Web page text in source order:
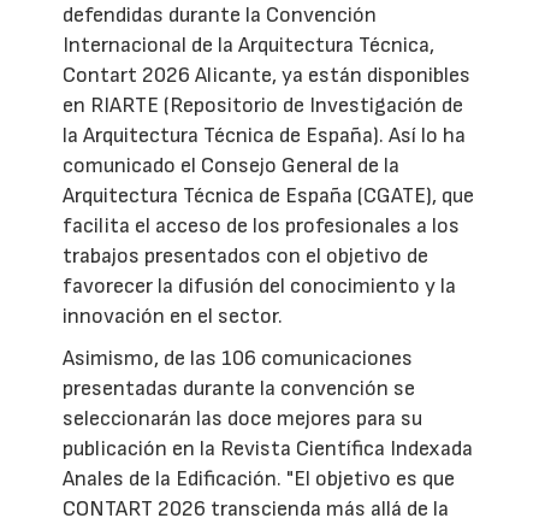
defendidas durante la Convención
Internacional de la Arquitectura Técnica,
Contart 2026 Alicante, ya están disponibles
en RIARTE (Repositorio de Investigación de
la Arquitectura Técnica de España). Así lo ha
comunicado el Consejo General de la
Arquitectura Técnica de España (CGATE), que
facilita el acceso de los profesionales a los
trabajos presentados con el objetivo de
favorecer la difusión del conocimiento y la
innovación en el sector.
Asimismo, de las 106 comunicaciones
presentadas durante la convención se
seleccionarán las doce mejores para su
publicación en la Revista Científica Indexada
Anales de la Edificación. "El objetivo es que
CONTART 2026 transcienda más allá de la